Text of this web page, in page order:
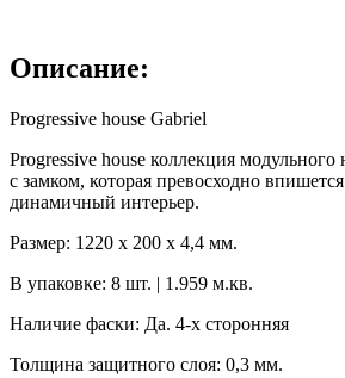
Описание:
Progressive house Gabriel
Progressive house коллекция
с замком, которая превосходно
динамичный интерьер.
Размер: 1220 х 200 х 4,4 мм.
В упаковке: 8 шт. | 1.959 м.кв.
Наличие фаски: Да. 4-х сторонняя
Толщина защитного слоя: 0,3 мм.